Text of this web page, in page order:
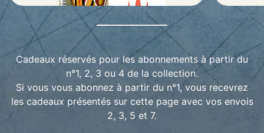
Cadeaux réservés pour les abonnements à partir du
n°1, 2, 3 ou 4 de la collection.
Si vous vous abonnez à partir du n°1, vous recevrez
les cadeaux présentés sur cette page avec vos envois
2, 3, 5 et 7.